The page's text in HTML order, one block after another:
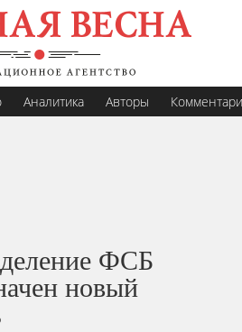
Аналитика Авторы
ФСБ
новый